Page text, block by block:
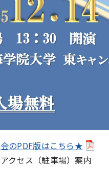
のPDF版はこちら★
クセス（駐車場）案内